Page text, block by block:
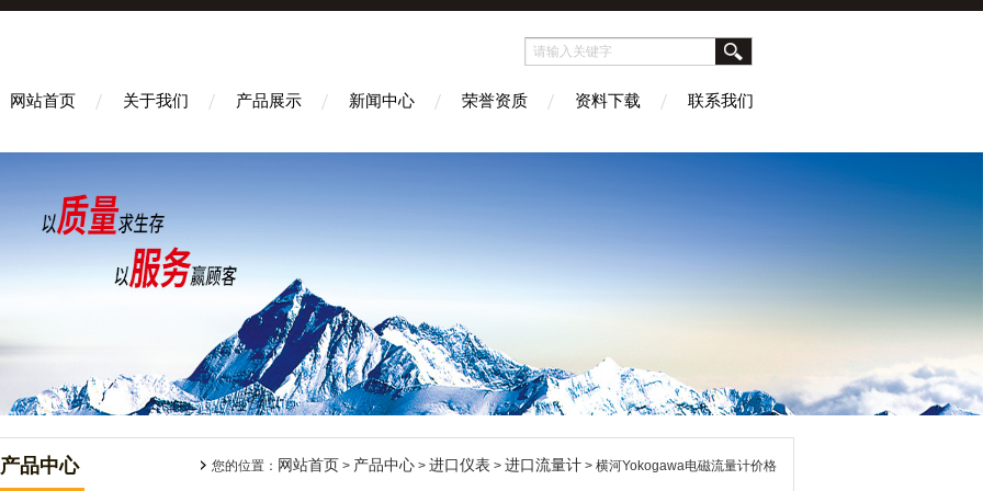
网站首页 关于我们 产品展示 新闻中心 荣誉资质 资料下载 联系我们
产品中心 您的位置： 网站首页 > 产品中心 > 进口仪表 > 进口流量计 > 横河Yokogawa电磁流量计价格